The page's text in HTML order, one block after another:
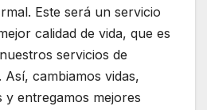
Este será un servicio
calidad de vida, que es
servicios de
cambiamos vidas,
y entregamos mejores